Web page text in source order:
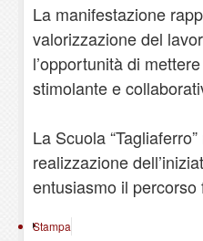
La manifestazione
valorizzazione del
l’opportunità di
stimolante e
La Scuola
realizzazione
entusiasmo il
Stampa